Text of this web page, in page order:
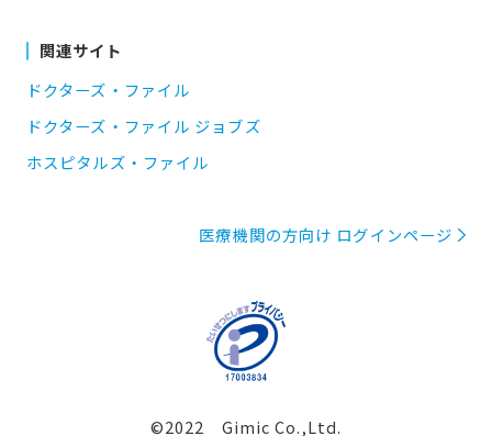
関連サイト
ドクターズ・ファイル
ドクターズ・ファイル ジョブズ
ホスピタルズ・ファイル
医療機関の方向け ログインページ
©2022 Gimic Co.,Ltd.